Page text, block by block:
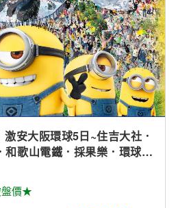
田富良野.卡哇伊草泥馬.小樽